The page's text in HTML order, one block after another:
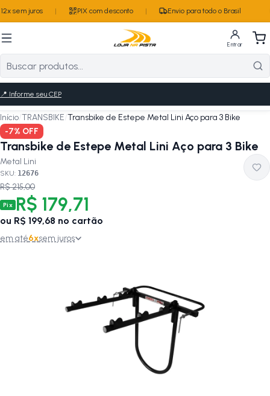
sem juros PIX com desconto Envio para todo o Brasil
Entrar
📍 Informe seu CEP
Início/TRANSBIKE/Transbike de Estepe Metal Lini Aço para 3 Bike
-7% OFF
Transbike de Estepe Metal Lini Aço para 3 Bike
Metal Lini
SKU: 12676
R$ 215,00
Pix R$ 179,71
ou R$ 199,68 no cartão
em até6xsem juros